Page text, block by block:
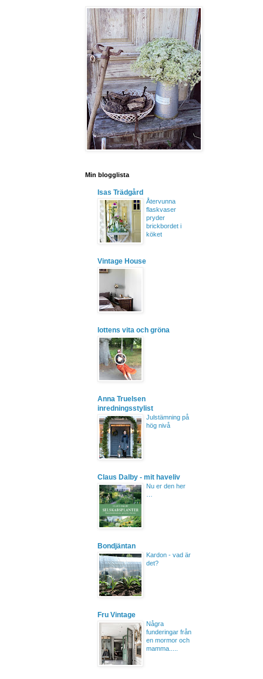
Min blogglista
Isas Trädgård
Återvunna
flaskvaser
pryder
brickbordet i
köket
Vintage House
lottens vita och gröna
Anna Truelsen
inredningsstylist
Julstämning på
hög nivå
Claus Dalby - mit haveliv
Nu er den her
Bondjäntan
Kardon - vad är
det?
Fru Vintage
Några
funderingar från
en mormor och
mamma.....